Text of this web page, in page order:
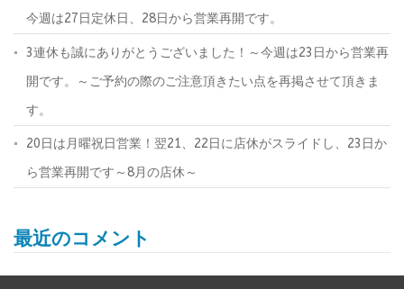
今週は27日定休日、28日から営業再開です。
3連休も誠にありがとうございました！～今週は23日から営業再
開です。～ご予約の際のご注意頂きたい点を再掲させて頂きま
す。
20日は月曜祝日営業！翌21、22日に店休がスライドし、23日か
ら営業再開です～8月の店休～
最近のコメント